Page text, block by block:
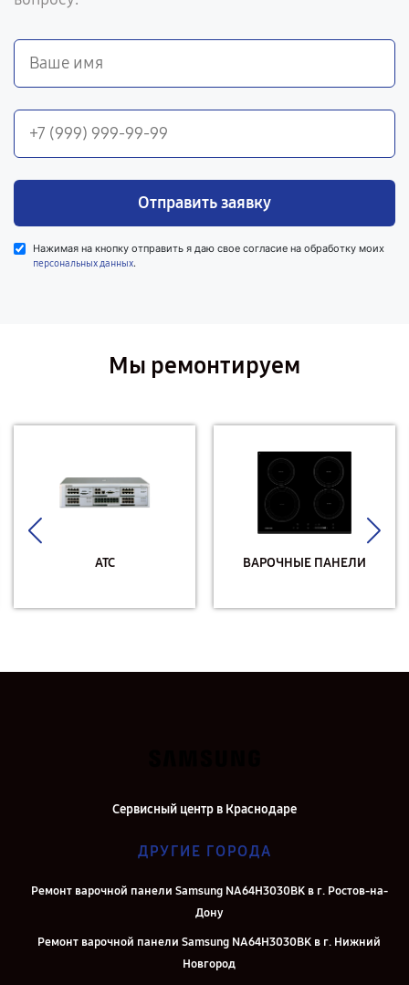
Отправить заявку
Нажимая на кнопку отправить я даю свое согласие на обработку моих
персональных данных.
Мы ремонтируем
АТС ВАРОЧНЫЕ ПАНЕЛИ
Сервисный центр в Краснодаре
ДРУГИЕ ГОРОДА
Ремонт варочной панели Samsung NA64H3030BK в г. Ростов-на-
Дону
Ремонт варочной панели Samsung NA64H3030BK в г. Нижний
Новгород